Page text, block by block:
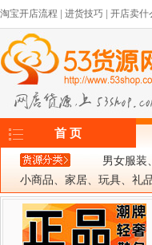
淘宝开店流程 进货技巧 开店卖什
首 页
男女服装
小商品、家居、玩具、礼